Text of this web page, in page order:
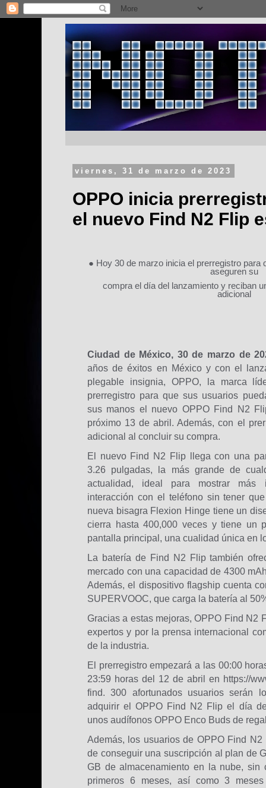
viernes, 31 de marzo de 2023
OPPO inicia
el nuevo Find N2 Flip
● Hoy 30 de marzo inicia el prerregistro para
aseguren su
compra el día del lanzamiento y reciban
adicional
Ciudad de México, 30 de marzo de
años de éxitos en México y con el
plegable insignia, OPPO, la marca
prerregistro para que sus usuarios
sus manos el nuevo OPPO Find N2
próximo 13 de abril. Además, con el
adicional al concluir su compra.
El nuevo Find N2 Flip llega con una
3.26 pulgadas, la más grande de
actualidad, ideal para mostrar más
interacción con el teléfono sin tener
nueva bisagra Flexion Hinge tiene un
cierra hasta 400,000 veces y tiene un
pantalla principal, una cualidad única en
La batería de Find N2 Flip también
mercado con una capacidad de 4300
Además, el dispositivo flagship cuenta
SUPERVOOC, que carga la batería al
Gracias a estas mejoras, OPPO Find N2
expertos y por la prensa internacional
de la industria.
El prerregistro empezará a las 00:00
23:59 horas del 12 de abril en https://
find. 300 afortunados usuarios serán
adquirir el OPPO Find N2 Flip el día
unos audífonos OPPO Enco Buds de
Además, los usuarios de OPPO Find
de conseguir una suscripción al plan de
GB de almacenamiento en la nube, sin
primeros 6 meses, así como 3